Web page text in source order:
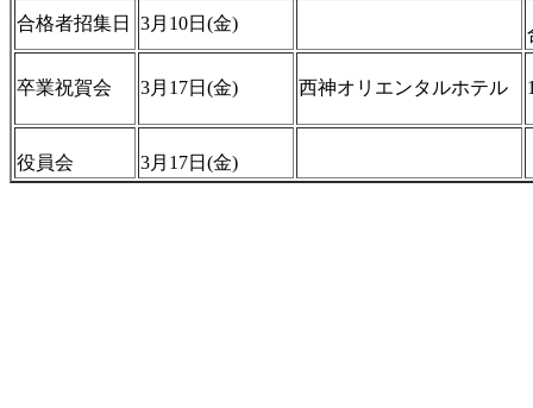
合格者招集日 3月10日(金)
卒業祝賀会 3月17日(金) 西神オリエンタルホテル
役員会 3月17日(金)